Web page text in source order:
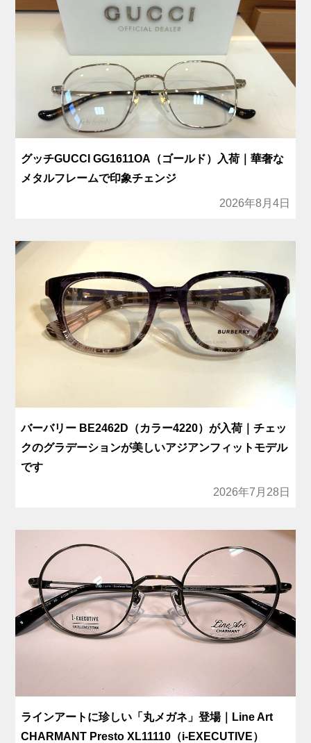
グッチGUCCI GG1611OA（ゴールド）入荷｜華奢な
メタルフレームで印象チェンジ
2026年8月4日
バーバリー BE2462D（カラー4220）が入荷｜チェッ
クのグラデーションが美しいアジアンフィットモデル
です
2026年7月28日
ラインアートに珍しい「丸メガネ」登場｜Line Art
CHARMANT Presto XL11110（i-EXECUTIVE）